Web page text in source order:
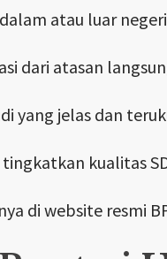
atau luar
dari atasan
yang jelas dan
kualitas
di website resmi